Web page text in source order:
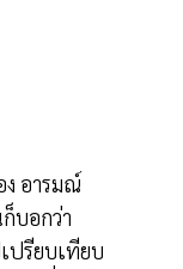
อารมณ์
บอกว่า
ปรียบเทียบ